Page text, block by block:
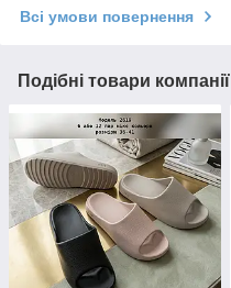
Всі умови повернення
Подібні товари компанії